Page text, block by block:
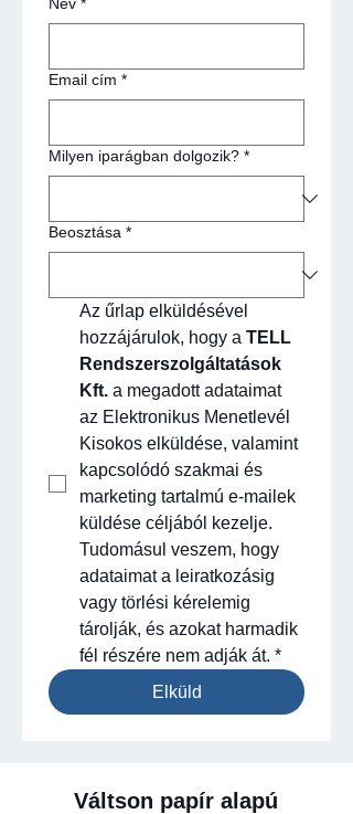
Email cím *
Milyen iparágban dolgozik? *
Beosztása *
Az űrlap elküldésével
hozzájárulok, hogy a TELL
Rendszerszolgáltatások
Kft. a megadott adataimat
az Elektronikus Menetlevél
Kisokos elküldése, valamint
kapcsolódó szakmai és
marketing tartalmú e-mailek
küldése céljából kezelje.
Tudomásul veszem, hogy
adataimat a leiratkozásig
vagy törlési kérelemig
tárolják, és azokat harmadik
fél részére nem adják át. *
Elküld
Váltson papír alapú